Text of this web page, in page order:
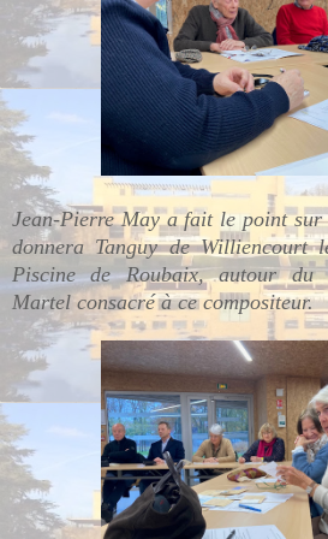
Jean-Pierre May a fait le point sur
donnera Tanguy de
Piscine de Roubaix, autour du
Martel consacré à ce compositeur.